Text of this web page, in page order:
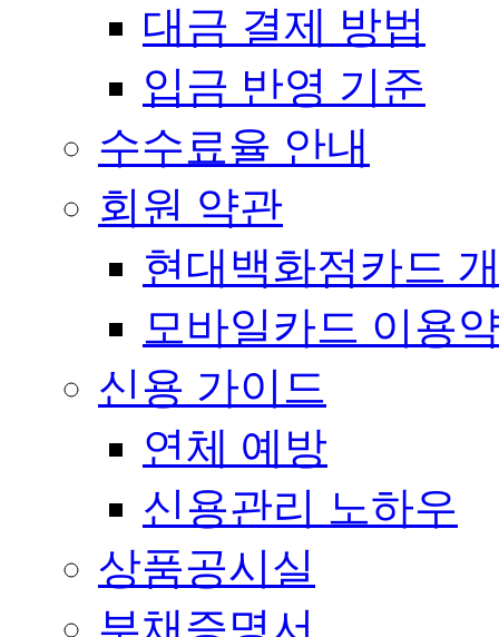
대금 결제 방법
입금 반영 기준
수수료율 안내
회원 약관
현대백화점카드
모바일카드 이용
신용 가이드
연체 예방
신용관리 노하우
상품공시실
부채증명서